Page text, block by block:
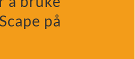
på